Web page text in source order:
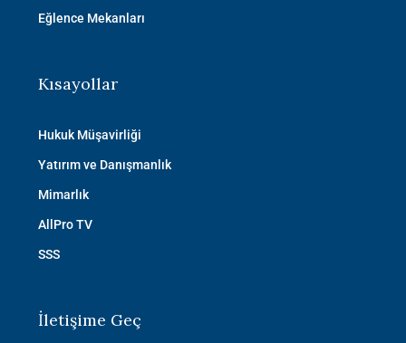
Eğlence Mekanları
Kısayollar
Hukuk Müşavirliği
Yatırım ve Danışmanlık
Mimarlık
AllPro TV
SSS
İletişime Geç